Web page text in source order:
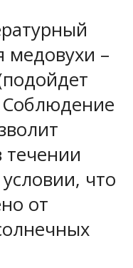
медовухи –
Соблюдение
течении
что
от